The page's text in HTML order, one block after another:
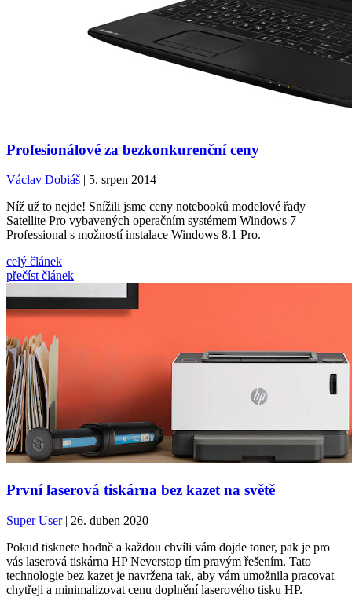
Profesionálové za bezkonkurenční ceny
Václav Dobiáš | 5. srpen 2014
Níž už to nejde! Snížili jsme ceny notebooků modelové řady
Satellite Pro vybavených operačním systémem Windows 7
Professional s možností instalace Windows 8.1 Pro.
celý článek
přečíst článek
První laserová tiskárna bez kazet na světě
Super User| 26. duben 2020
Pokud tisknete hodně a každou chvíli vám dojde toner, pak je pro
vás laserová tiskárna HP Neverstop tím pravým řešením. Tato
technologie bez kazet je navržena tak, aby vám umožnila pracovat
chytřeji a minimalizovat cenu doplnění laserového tisku HP.